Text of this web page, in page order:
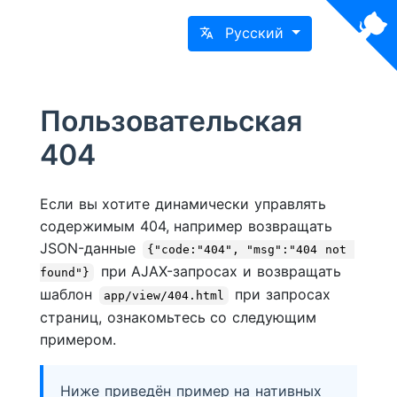
Русский
Пользовательская
404
Если вы хотите динамически управлять
содержимым 404, например возвращать
JSON-данные
{"code:"404", "msg":"404 not
found"}
при AJAX-запросах и возвращать
шаблон
app/view/404.html
при запросах
страниц, ознакомьтесь со следующим
примером.
Ниже приведён пример на нативных